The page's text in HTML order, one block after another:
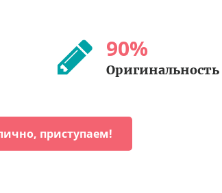
90%
Оригинальность
приступаем!